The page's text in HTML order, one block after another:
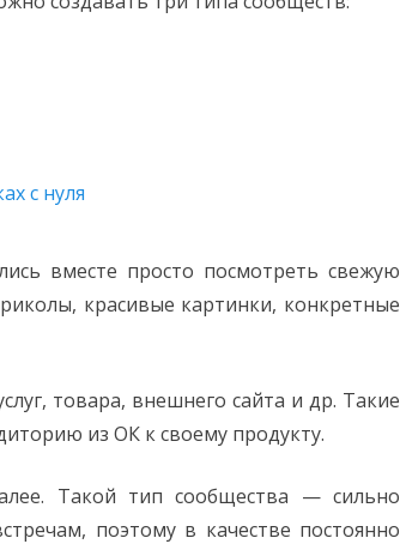
вместе просто посмотреть свежую
красивые картинки, конкретные
товара, внешнего сайта и др. Такие
из ОК к своему продукту.
Такой тип сообщества — сильно
поэтому в качестве постоянно